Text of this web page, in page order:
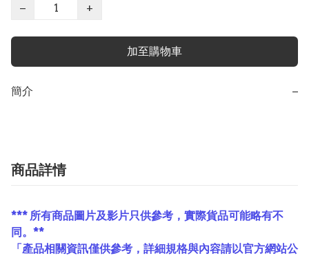
−
+
加至購物車
簡介 −
商品詳情
*** 所有商品圖片及影片只供參考，實際貨品可能略有不
同。**
「產品相關資訊僅供參考，詳細規格與內容請以官方網站公